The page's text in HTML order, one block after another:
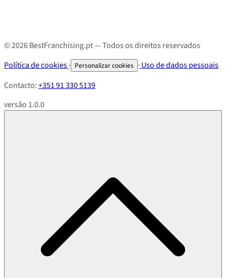
© 2026 BestFranchising.pt — Todos os direitos reservados
Política de cookies· Personalizar cookies · Uso de dados pessoais
Contacto:+351 91 330 5139
versão 1.0.0